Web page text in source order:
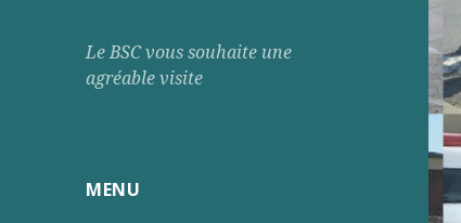
Le BSC vous souhaite une
agréable visite
MENU